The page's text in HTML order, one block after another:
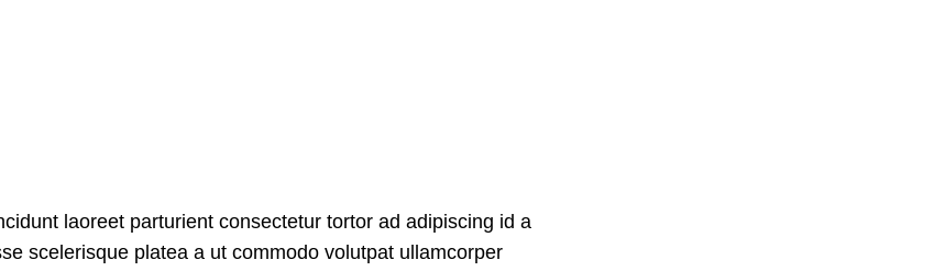
laoreet parturient consectetur tortor ad adipiscing id a
scelerisque platea a ut commodo volutpat ullamcorper